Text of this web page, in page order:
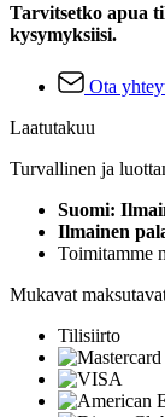
Tarvitsetko apua
kysymyksiisi.
Ota
Laatutakuu
Turvallinen ja
Suomi:
Ilmainen
Toimitamme
Mukavat
Tilisiirto